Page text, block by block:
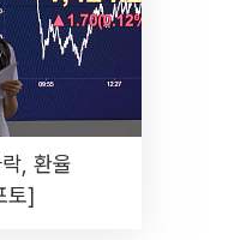
, 환율
토]